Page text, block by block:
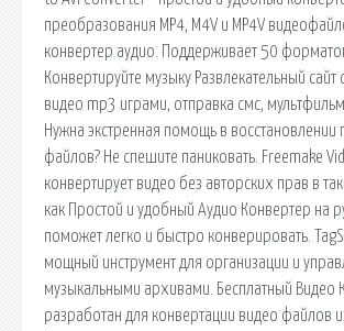
преобразования MP4, M4V и MP4V
конвертер аудио. Поддерживает 50
Конвертируйте музыку Развлекательный сайт
видео mp3 играми, отправка смс,
Нужна экстренная помощь в восстановлении
файлов? Не спешите паниковать. Freemake
конвертирует видео без авторских прав в
как Простой и удобный Аудио Конвертер на
поможет легко и быстро конверировать.
мощный инструмент для организации и
музыкальными архивами. Бесплатный Видео
разработан для конвертации видео файлов